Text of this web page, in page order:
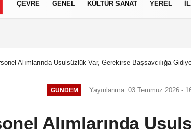
Gizlilik İlkeleri
ÇEVRE GENEL KÜLTÜR SANAT YEREL
Alımlarında Usulsüzlük Var, Gerekirse Başsavcılığa
GÜNDEM Yayınlanma: 03 Temmuz 2026 -
Alımlarında